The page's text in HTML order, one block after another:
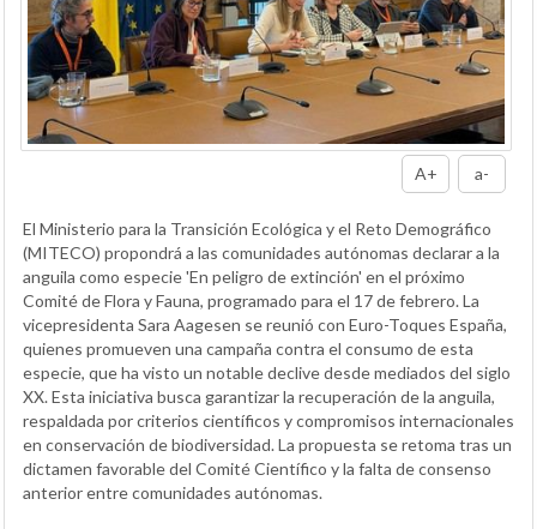
A+ a-
El Ministerio para la Transición Ecológica y el Reto Demográfico
(MITECO) propondrá a las comunidades autónomas declarar a la
anguila como especie 'En peligro de extinción' en el próximo
Comité de Flora y Fauna, programado para el 17 de febrero. La
vicepresidenta Sara Aagesen se reunió con Euro-Toques España,
quienes promueven una campaña contra el consumo de esta
especie, que ha visto un notable declive desde mediados del siglo
XX. Esta iniciativa busca garantizar la recuperación de la anguila,
respaldada por criterios científicos y compromisos internacionales
en conservación de biodiversidad. La propuesta se retoma tras un
dictamen favorable del Comité Científico y la falta de consenso
anterior entre comunidades autónomas.